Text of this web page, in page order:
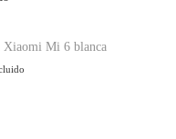
Xiaomi Mi 6 blanca